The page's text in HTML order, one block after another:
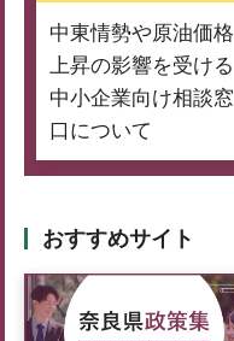
中東情勢や原油価格
上昇の影響を受ける
中小企業向け相談窓
口について
おすすめサイト